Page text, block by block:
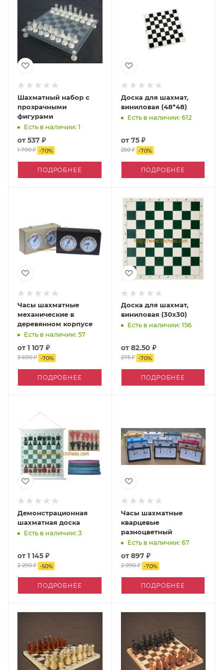
Шахматный набор с
прозрачными
фигурами
Есть в наличии: 1
от537 ₽
1 790 ₽ -70%
ПОДРОБНЕЕ
Доска для шахмат,
виниловая (48*48)
Есть в наличии: 612
от75 ₽
250 ₽ -70%
ПОДРОБНЕЕ
Часы шахматные
механические в
деревянном корпусе
Есть в наличии: 57
от1 107 ₽
3 690 ₽ -70%
ПОДРОБНЕЕ
Доска для шахмат,
виниловая (30x30)
Есть в наличии: 156
от82.50 ₽
275 ₽ -70%
ПОДРОБНЕЕ
Демонстрационная
шахматная доска
Есть в наличии: 3
от1 145 ₽
2 290 ₽ -50%
ПОДРОБНЕЕ
Часы шахматные
кварцевые
разноцветный
Есть в наличии: 67
от897 ₽
2 990 ₽ -70%
ПОДРОБНЕЕ